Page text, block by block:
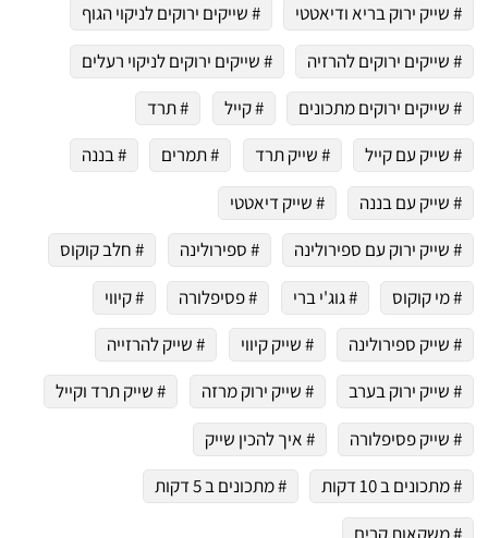
# שייק ירוק בריא ודיאטטי
# שייקים ירוקים לניקוי הגוף
# שייקים ירוקים להרזיה
# שייקים ירוקים לניקוי רעלים
# שייקים ירוקים מתכונים
# קייל
# תרד
# שייק עם קייל
# שייק תרד # תמרים
# בננה
# שייק עם בננה
# שייק דיאטטי
# שייק ירוק עם ספירולינה
# ספירולינה
# חלב קוקוס
# מי קוקוס
# גוג'י ברי # פסיפלורה
# קיווי
# שייק ספירולינה
# שייק קיווי
# שייק להרזייה
# שייק ירוק בערב
# שייק ירוק מרזה
# שייק תרד וקייל
# שייק פסיפלורה
# איך להכין שייק
# מתכונים ב 10 דקות
# מתכונים ב 5 דקות
# משקאות קרים